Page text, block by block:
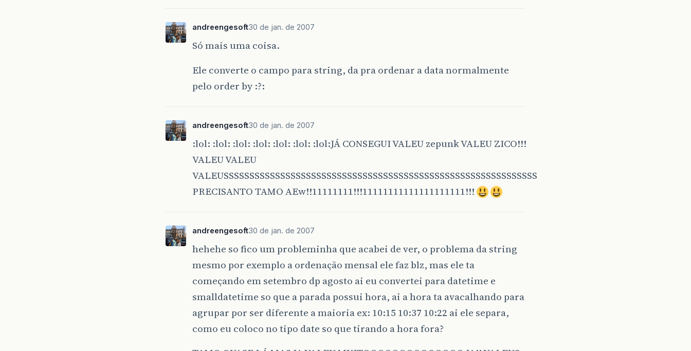
andreengesoft30 de jan. de 2007
Só mais uma coisa.
Ele converte o campo para string, da pra ordenar a data normalmente
pelo order by :?:
andreengesoft30 de jan. de 2007
:lol: :lol: :lol: :lol: :lol: :lol: :lol:JÁ CONSEGUI VALEU zepunk VALEU ZICO!!!
VALEU VALEU
VALEUSSSSSSSSSSSSSSSSSSSSSSSSSSSSSSSSSSSSSSSSSSSSSSSSSSSSSSSSSSSSS
PRECISANTO TAMO AEw!!11111111!!!11111111111111111111!!!
andreengesoft30 de jan. de 2007
hehehe so fico um probleminha que acabei de ver, o problema da string
mesmo por exemplo a ordenação mensal ele faz blz, mas ele ta
começando em setembro dp agosto ai eu convertei para datetime e
smalldatetime so que a parada possui hora, ai a hora ta avacalhando para
agrupar por ser diferente a maioria ex: 10:15 10:37 10:22 ai ele separa,
como eu coloco no tipo date so que tirando a hora fora?